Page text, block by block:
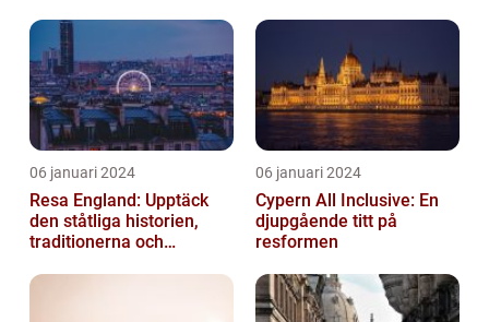
06 januari 2024
Resa England: Upptäck
den ståtliga historien,
traditionerna och
06 januari 2024
Cypern All Inclusive: En
djupgående titt på
resformen